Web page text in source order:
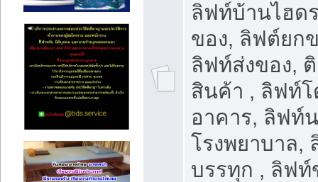
ลิฟท์บ้านไฮด
ของ, ลิฟต์ยก
ลิฟท์ส่งของ,
สินค้า , ลิฟท์
อาคาร, ลิฟท์
โรงพยาบาล,
บรรทุก , ลิฟ